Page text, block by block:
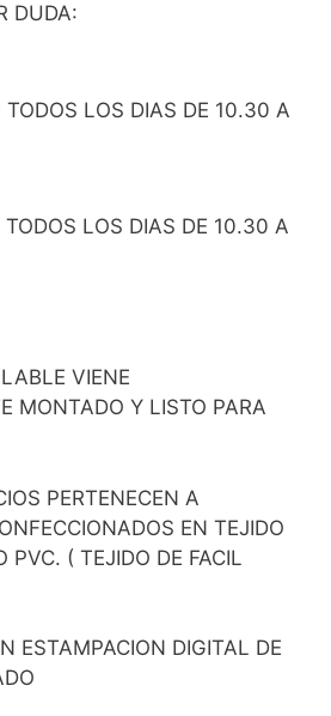
DUDA:
LOS DIAS DE 10.30 A
LOS DIAS DE 10.30 A
VIENE
MONTADO Y LISTO PARA
PERTENECEN A
EN TEJIDO
PVC. ( TEJIDO DE FACIL
ESTAMPACION DIGITAL DE